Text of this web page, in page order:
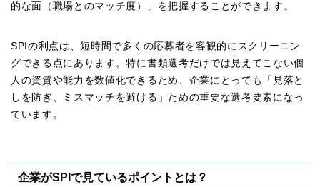
的な面（職場とのマッチ度）」を把握することができます。
SPIの利点は、短時間で多くの応募者を客観的にスクリーニン
グできる点にあります。特に書類選考だけでは見えてこない個
人の資質や能力を数値化できるため、企業にとっても「見落と
しを防ぎ、ミスマッチを避ける」ための重要な選考要素になっ
ています。
企業がSPIで見ているポイントとは？